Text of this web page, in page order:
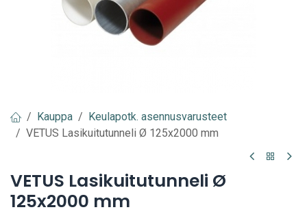
Kauppa
Keulapotk. asennusvarusteet
VETUS Lasikuitutunneli Ø 125x2000 mm
VETUS Lasikuitutunneli Ø
125x2000 mm